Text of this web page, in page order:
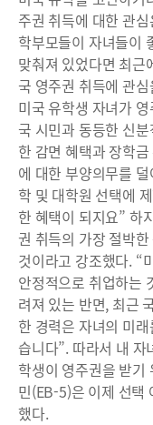
주권 취득에 대한 관
학부모들이 자녀들이
맞춰져 있었다면 최근
국 영주권 취득에 관
미국 유학생 자녀가
국 시민과 동등한 신
한 감면 혜택과 장학
에 대한 부양의무를
학 및 대학원 선택에
한 혜택이 되지요” 하
권 취득의 가장 절박
것이라고 강조했다. “
안정적으로 취업하는
려져 있는 반면, 최근
한 경력은 자녀의 미
습니다”. 따라서 내 자
학생이 영주권을 받기
민(EB-5)은 이제 선택
했다.